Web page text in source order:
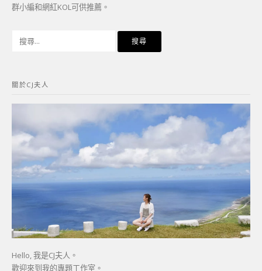
群小編和網紅KOL可供推薦。
字:
關於CJ夫人
Hello, 我是CJ夫人。
歡迎來到我的專題工作室。